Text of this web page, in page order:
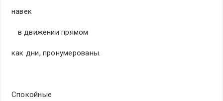
навек
в движении прямом
как дни, пронумерованы.
Спокойные